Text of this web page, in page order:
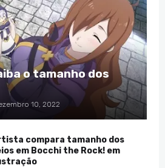
o tamanho dos
10, 2022
compara tamanho dos
em Bocchi the Rock! em